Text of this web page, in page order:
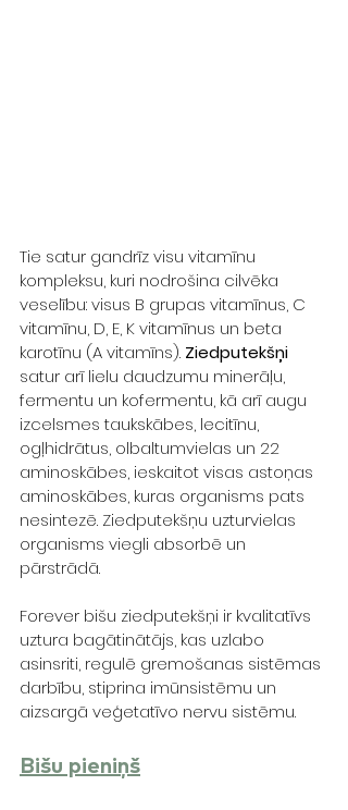
Tie satur gandrīz visu vitamīnu
kompleksu, kuri nodrošina cilvēka
veselību: visus B grupas vitamīnus, C
vitamīnu, D, E, K vitamīnus un beta
karotīnu (A vitamīns). Ziedputekšņi
satur arī lielu daudzumu minerāļu,
fermentu un kofermentu, kā arī augu
izcelsmes taukskābes, lecitīnu,
ogļhidrātus, olbaltumvielas un 22
aminoskābes, ieskaitot visas astoņas
aminoskābes, kuras organisms pats
nesintezē. Ziedputekšņu uzturvielas
organisms viegli absorbē un
pārstrādā.
Forever bišu ziedputekšņi ir kvalitatīvs
uztura bagātinātājs, kas uzlabo
asinsriti, regulē gremošanas sistēmas
darbību, stiprina imūnsistēmu un
aizsargā veģetatīvo nervu sistēmu.
Bišu pieniņš